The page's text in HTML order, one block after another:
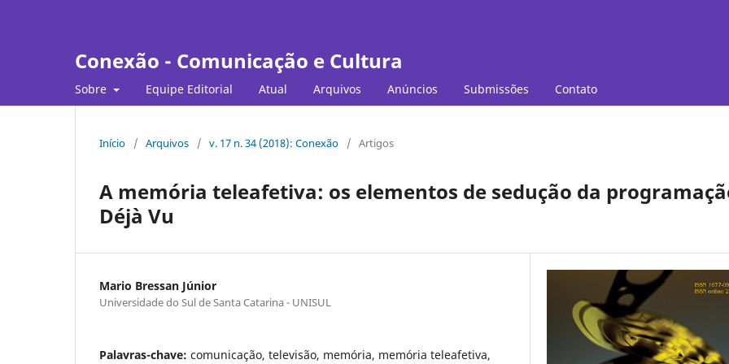
Conexão - Comunicação e Cultura
Sobre Equipe Editorial Atual Arquivos Anúncios Submissões Contato
Início / Arquivos / v. 17 n. 34 (2018): Conexão / Artigos
A memória teleafetiva: os elementos de sedução da
Déjà Vu
Mario Bressan Júnior
Universidade do Sul de Santa Catarina - UNISUL
Palavras-chave: comunicação, televisão, memória, memória teleafetiva,